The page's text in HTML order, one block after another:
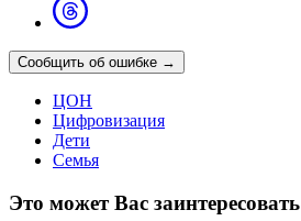
Сообщить об ошибке →
ЦОН
Цифровизация
Дети
Семья
Это может Вас заинтересовать